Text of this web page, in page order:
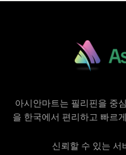
아시안마트는 필리핀을 중
을 한국에서 편리하고 빠르
신뢰할 수 있는 서